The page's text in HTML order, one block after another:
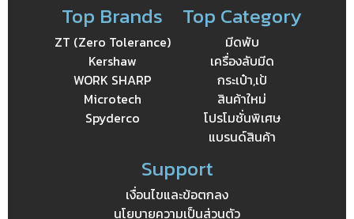
Top Brands
ZT (Zero Tolerance)
Kershaw
WORK SHARP
Microtech
Spyderco
Top Category
มีดพับ
เครื่องลับมีด
กระเป๋า,เป้
สินค้าใหม่
โปรโมชั่นพิเศษ
แบรนด์สินค้า
Support
เงื่อนไขและข้อตกลง
นโยบายความเป็นส่วนตัว